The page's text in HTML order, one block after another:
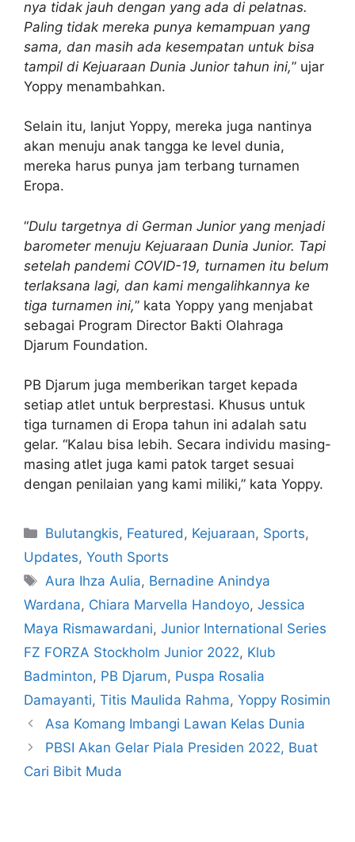
nya tidak jauh dengan yang ada di pelatnas.
Paling tidak mereka punya kemampuan yang
sama, dan masih ada kesempatan untuk bisa
tampil di Kejuaraan Dunia Junior tahun ini,” ujar
Yoppy menambahkan.
Selain itu, lanjut Yoppy, mereka juga nantinya
akan menuju anak tangga ke level dunia,
mereka harus punya jam terbang turnamen
Eropa.
“Dulu targetnya di German Junior yang menjadi
barometer menuju Kejuaraan Dunia Junior. Tapi
setelah pandemi COVID-19, turnamen itu belum
terlaksana lagi, dan kami mengalihkannya ke
tiga turnamen ini,” kata Yoppy yang menjabat
sebagai Program Director Bakti Olahraga
Djarum Foundation.
PB Djarum juga memberikan target kepada
setiap atlet untuk berprestasi. Khusus untuk
tiga turnamen di Eropa tahun ini adalah satu
gelar. “Kalau bisa lebih. Secara individu masing-
masing atlet juga kami patok target sesuai
dengan penilaian yang kami miliki,” kata Yoppy.
Bulutangkis, Featured, Kejuaraan, Sports,
Updates, Youth Sports
Aura Ihza Aulia, Bernadine Anindya
Wardana, Chiara Marvella Handoyo, Jessica
Maya Rismawardani, Junior International Series
FZ FORZA Stockholm Junior 2022, Klub
Badminton, PB Djarum, Puspa Rosalia
Damayanti, Titis Maulida Rahma, Yoppy Rosimin
Asa Komang Imbangi Lawan Kelas Dunia
PBSI Akan Gelar Piala Presiden 2022, Buat
Cari Bibit Muda